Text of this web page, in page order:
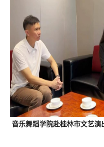
音乐舞蹈学院赴桂林市文艺